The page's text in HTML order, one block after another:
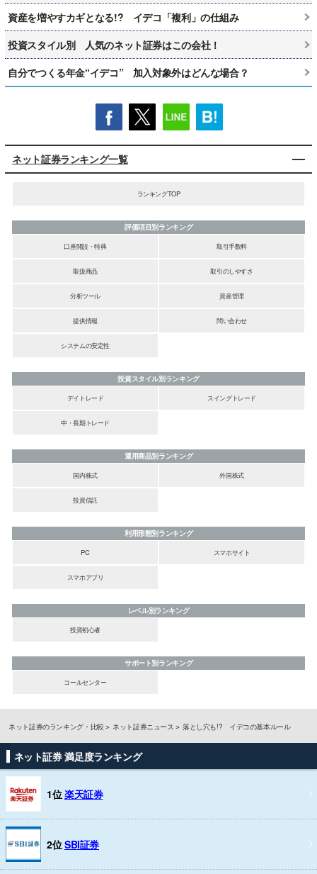
資産を増やすカギとなる!? イデコ「複利」の仕組み
投資スタイル別 人気のネット証券はこの会社！
自分でつくる年金“イデコ” 加入対象外はどんな場合？
ネット証券ランキング一覧
ランキングTOP
評価項目別ランキング
口座開設・特典
取引手数料
取扱商品 取引のしやすさ
分析ツール 資産管理
提供情報 問い合わせ
システムの安定性
投資スタイル別ランキング
デイトレード
スイングトレード
中・長期トレード
運用商品別ランキング
国内株式
外国株式
投資信託
利用形態別ランキング
PC
スマホサイト
スマホアプリ
レベル別ランキング
投資初心者
サポート別ランキング
コールセンター
ネット証券のランキング・比較 ネット証券ニュース 落とし穴も!? イデコの基本ルール
ネット証券 満足度ランキング
1位楽天証券
2位SBI証券